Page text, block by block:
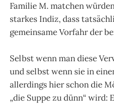
Familie M. matchen
starkes Indiz, dass
gemeinsame Vorfahr der
Selbst wenn man diese
und selbst wenn sie in
allerdings hier schon die
„die Suppe zu dünn“ wird: